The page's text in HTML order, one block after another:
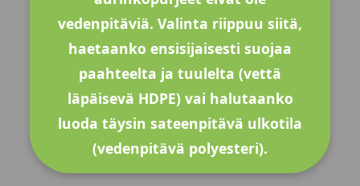
vedenpitäviä. Valinta riippuu siitä,
haetaanko ensisijaisesti suojaa
paahteelta ja tuulelta (vettä
läpäisevä HDPE) vai halutaanko
luoda täysin sateenpitävä ulkotila
(vedenpitävä polyesteri).